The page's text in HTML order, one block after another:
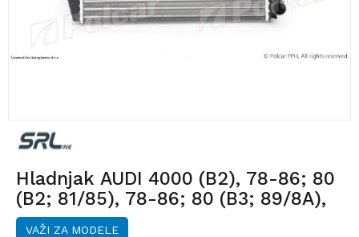
Hladnjak AUDI 4000 (B2), 78-86; 80
(B2; 81/85), 78-86; 80 (B3; 89/8A),
86-91; 90 (B2), 84-86; 90 (B3;
VAŽI ZA MODELE